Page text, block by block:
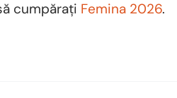
cumpărați Femina 2026.